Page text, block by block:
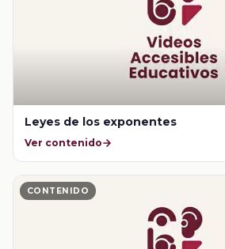
Leyes de los exponentes
Ver contenido
CONTENIDO